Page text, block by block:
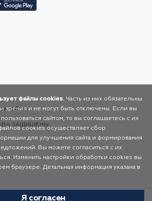
ЗАЩИЩЕНЫ
сайта
файлы cookies. Часть из них обязательны
зрения и не могут быть отключены. Если вы
сайтом, то вы соглашаетесь с их
cookies осуществляет сбор
для улучшения сайта и формирования
Вы можете согласиться с их
Изменить настройки обработки cookies вы
браузере. Детальная информация указана в
Я согласен